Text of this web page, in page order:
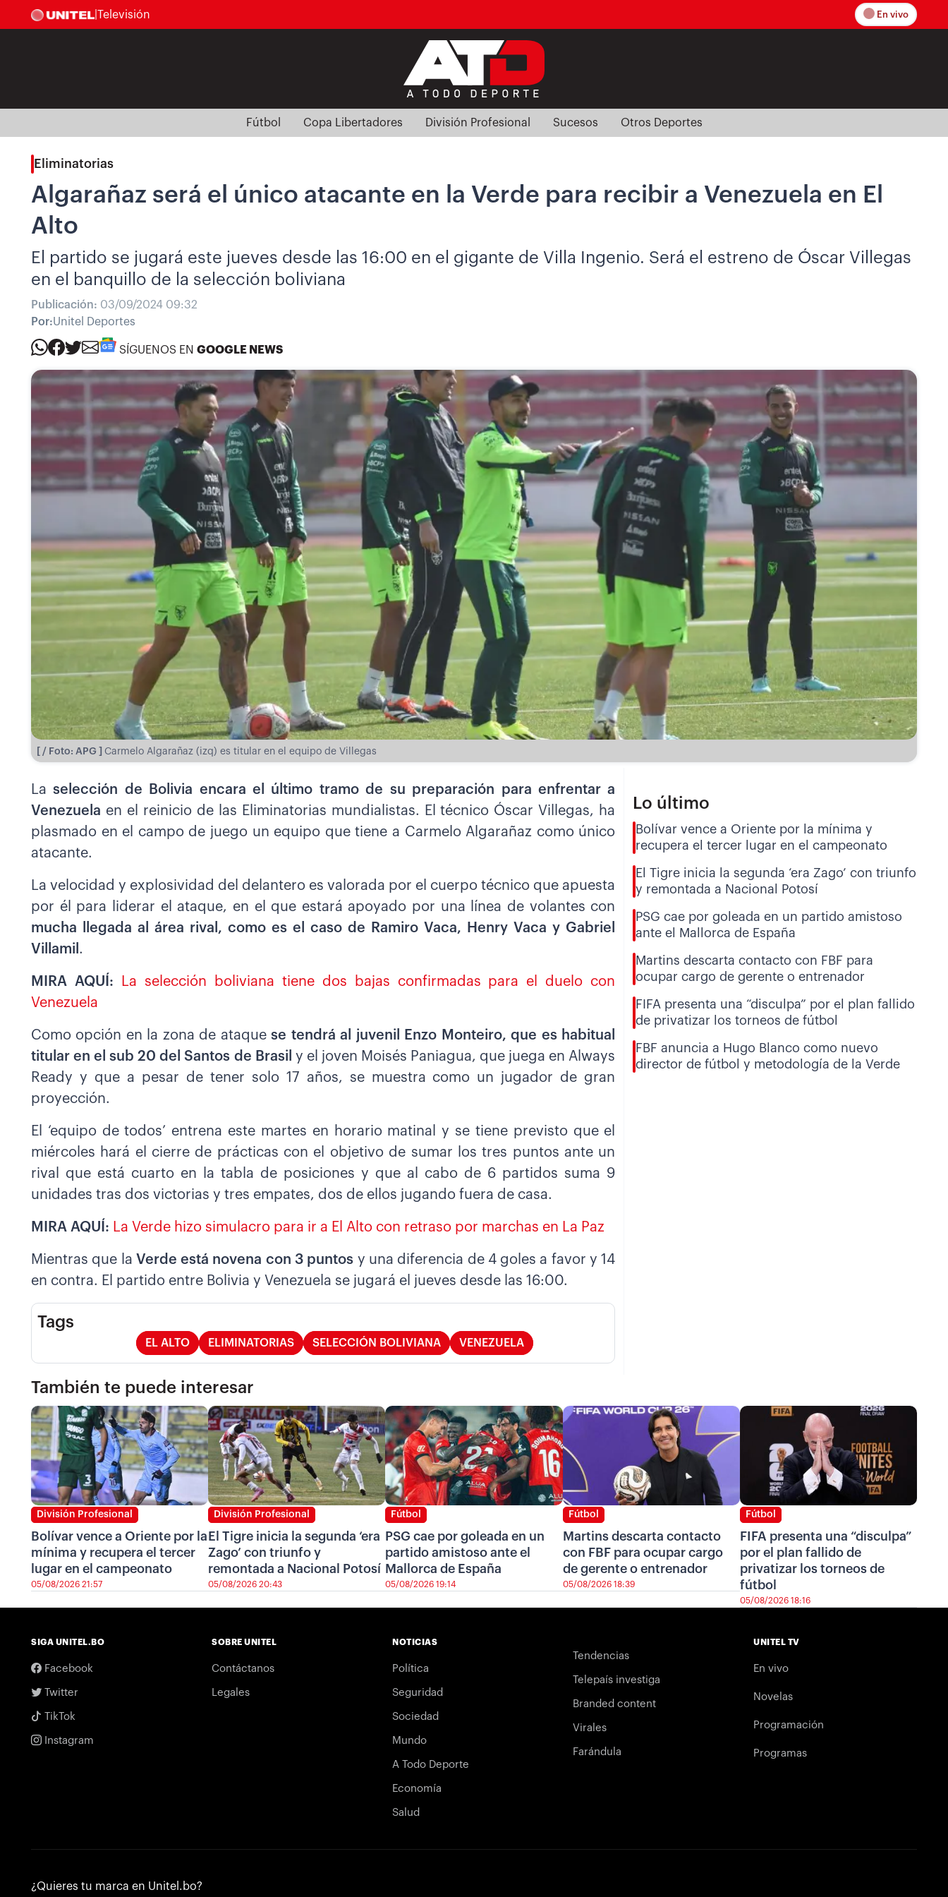
Televisión En vivo
Fútbol Copa Libertadores División Profesional Sucesos Otros Deportes
Eliminatorias
Algarañaz será el único atacante en la Verde para recibir a Venezuela en El
Alto
El partido se jugará este jueves desde las 16:00 en el gigante de Villa Ingenio. Será el estreno de Óscar Villegas
en el banquillo de la selección boliviana
Publicación: 03/09/2024 09:32
Por:Unitel Deportes
SÍGUENOS EN GOOGLE NEWS
[ / Foto: APG ] Carmelo Algarañaz (izq) es titular en el equipo de Villegas
Laselección de Bolivia encara el último tramo de su preparación para enfrentar a
Venezuela en el reinicio de las Eliminatorias mundialistas. El técnico Óscar Villegas, ha
plasmado en el campo de juego un equipo que tiene a Carmelo Algarañaz como único
atacante.
La velocidad y explosividad del delantero es valorada por el cuerpo técnico que apuesta
por él para liderar el ataque, en el que estará apoyado por una línea de volantes con
mucha llegada al área rival, como es el caso de Ramiro Vaca, Henry Vaca y Gabriel
Villamil .
MIRA AQUÍ:
La selección boliviana tiene dos bajas confirmadas para el duelo con
Venezuela
Como opción en la zona de ataquese tendrá al juvenil Enzo Monteiro, que es habitual
titular en el sub 20 del Santos de Brasil y el joven Moisés Paniagua, que juega en Always
Ready y que a pesar de tener solo 17 años, se muestra como un jugador de gran
proyección.
El ‘equipo de todos’ entrena este martes en horario matinal y se tiene previsto que el
miércoles hará el cierre de prácticas con el objetivo de sumar los tres puntos ante un
rival que está cuarto en la tabla de posiciones y que al cabo de 6 partidos suma 9
unidades tras dos victorias y tres empates, dos de ellos jugando fuera de casa.
MIRA AQUÍ: La Verde hizo simulacro para ir a El Alto con retraso por marchas en La Paz
Mientras que la Verde está novena con 3 puntos y una diferencia de 4 goles a favor y 14
en contra. El partido entre Bolivia y Venezuela se jugará el jueves desde las 16:00.
Tags
EL ALTO ELIMINATORIAS SELECCIÓN BOLIVIANA VENEZUELA
Lo último
Bolívar vence a Oriente por la mínima y
recupera el tercer lugar en el campeonato
El Tigre inicia la segunda ‘era Zago’ con triunfo
y remontada a Nacional Potosí
PSG cae por goleada en un partido amistoso
ante el Mallorca de España
Martins descarta contacto con FBF para
ocupar cargo de gerente o entrenador
FIFA presenta una “disculpa” por el plan fallido
de privatizar los torneos de fútbol
FBF anuncia a Hugo Blanco como nuevo
director de fútbol y metodología de la Verde
También te puede interesar
División Profesional
Bolívar vence a Oriente por la
mínima y recupera el tercer
lugar en el campeonato
05/08/2026 21:57
División Profesional
El Tigre inicia la segunda ‘era
Zago’ con triunfo y
remontada a Nacional Potosí
05/08/2026 20:43
Fútbol
PSG cae por goleada en un
partido amistoso ante el
Mallorca de España
05/08/2026 19:14
Fútbol
Martins descarta contacto
con FBF para ocupar cargo
de gerente o entrenador
05/08/2026 18:39
Fútbol
FIFA presenta una “disculpa”
por el plan fallido de
privatizar los torneos de
fútbol
05/08/2026 18:16
SIGA UNITEL.BO
Facebook
Twitter
TikTok
Instagram
SOBRE UNITEL
Contáctanos
Legales
NOTICIAS
Política
Seguridad
Sociedad
Mundo
A Todo Deporte
Economía
Salud
Tendencias
Telepaís investiga
Branded content
Virales
Farándula
UNITEL TV
En vivo
Novelas
Programación
Programas
¿Quieres tu marca en Unitel.bo?